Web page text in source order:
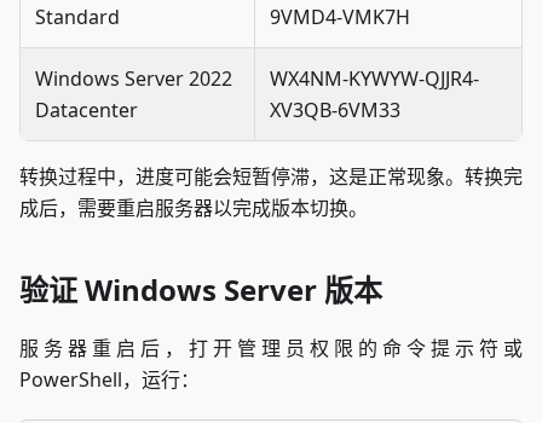
Standard 9VMD4-VMK7H
Windows Server 2022
Datacenter
WX4NM-KYWYW-QJJR4-
XV3QB-6VM33
转换过程中，进度可能会短暂停滞，这是正常现象。转换完
成后，需要重启服务器以完成版本切换。
验证 Windows Server 版本
服务器重启后，打开管理员权限的命令提示符或
PowerShell，运行：